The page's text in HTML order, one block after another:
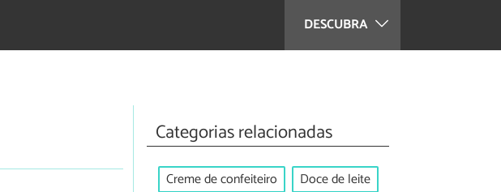
DESCUBRA
Categorias relacionadas
Creme de confeiteiro
Doce de leite